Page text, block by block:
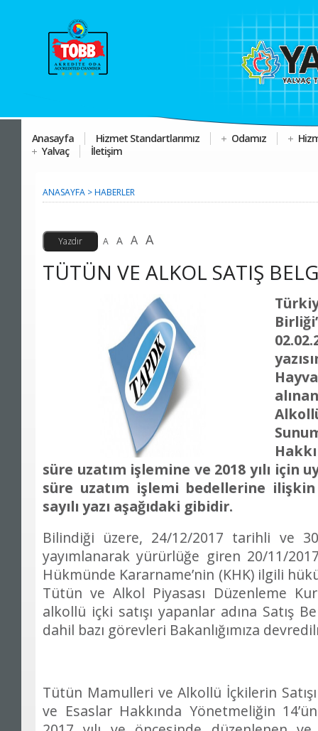
Anasayfa Hizmet Standartlarımız Odamız
Yalvaç
İletişim
ANASAYFA >HABERLER
A A A A
TÜTÜN VE ALKOL SATIŞ
süre uzatım işlemine ve 2018 yılı için
süre uzatım işlemi bedellerine ilişkin
sayılı yazı aşağıdaki gibidir.
Bilindiği üzere, 24/12/2017 tarihli ve
yayımlanarak yürürlüğe giren 20/11/
Hükmünde Kararname’nin (KHK) ilgili
Tütün ve Alkol Piyasası Düzenleme
alkollü içki satışı yapanlar adına Satış
dahil bazı görevleri Bakanlığımıza
Tütün Mamulleri ve Alkollü İçkilerin
ve Esaslar Hakkında Yönetmeliğin